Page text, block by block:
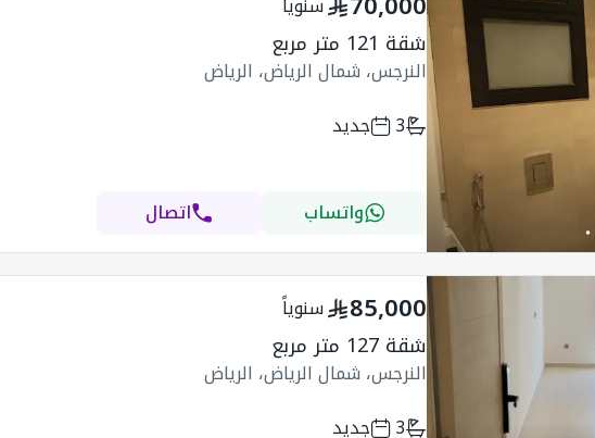
شقة 121 متر مربع
النرجس، شمال الرياض، الرياض
3
جديد
واتساب اتصال
سنوياً 85,000
شقة 127 متر مربع
النرجس، شمال الرياض، الرياض
3
جديد